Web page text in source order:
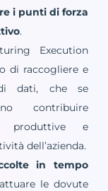
i punti di forza
.
Execution
di raccogliere e
dati, che se
contribuire
produttive e
dell’azienda.
in tempo
le dovute